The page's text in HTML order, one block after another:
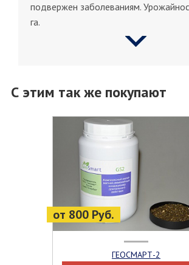
подвержен заболеваниям.
га.
С этим так же покупают
от 800 Руб.
ГЕОСМАРТ-2